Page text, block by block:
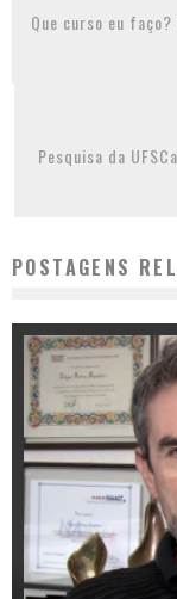
Que curso eu
Pesquisa da
POSTAGENS